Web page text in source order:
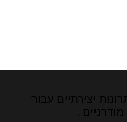
יצירתיים עבור
.